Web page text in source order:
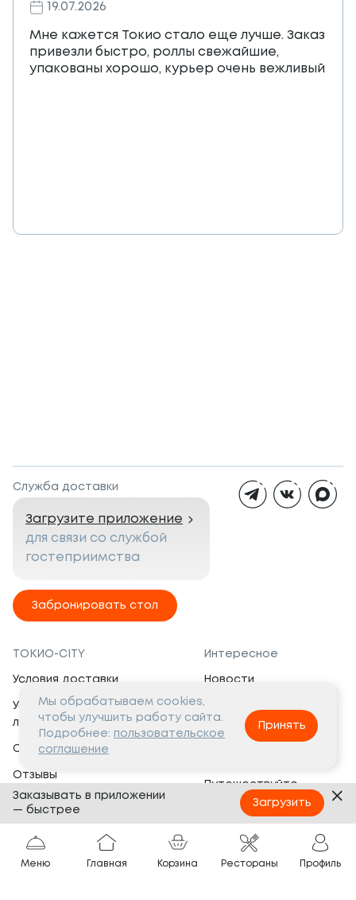
19.07.2026
Мне кажется Токио стало еще лучше. Заказ
привезли быстро, роллы свежайшие,
упакованы хорошо, курьер очень вежливый
Служба доставки
Загрузите приложение
для связи со службой
гостеприимства
Забронировать стол
ТОКИО-CITY
Условия доставки
Условия программы
лояльности
Сертификаты
Отзывы
Банкеты
Вопросы и ответы
Интересное
Новости
Вакансии
Социальная жизнь
Путешествуйте
с ТОКИО-CITY
Партнёрам
Франшиза
Меню Главная Корзина Рестораны Профиль
Мы обрабатываем cookies,
чтобы улучшить работу сайта.
Подробнее: пользовательское
соглашение
Принять
Заказывать в приложении
— быстрее
Загрузить